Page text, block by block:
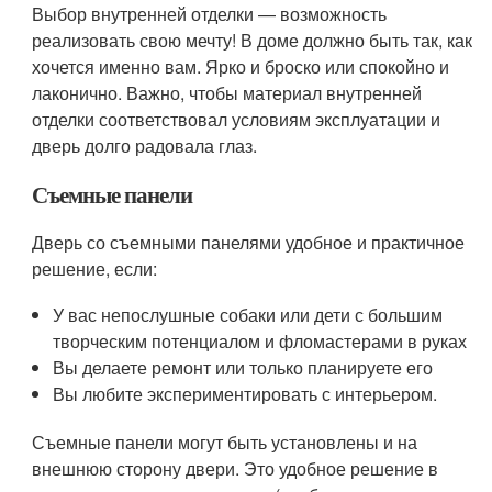
Выбор внутренней отделки — возможность
реализовать свою мечту! В доме должно быть так, как
хочется именно вам. Ярко и броско или спокойно и
лаконично. Важно, чтобы материал внутренней
отделки соответствовал условиям эксплуатации и
дверь долго радовала глаз.
Съемные панели
Дверь со съемными панелями удобное и практичное
решение, если:
У вас непослушные собаки или дети с большим
творческим потенциалом и фломастерами в руках
Вы делаете ремонт или только планируете его
Вы любите экспериментировать с интерьером.
Съемные панели могут быть установлены и на
внешнюю сторону двери. Это удобное решение в